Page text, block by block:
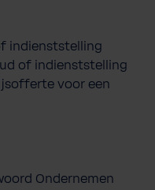
indienststelling
of indienststelling
voor een
Ondernemen